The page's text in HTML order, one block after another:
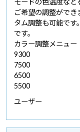
モードの色温度など
ご希望の調整ができ
タム調整も可能です
です。
カラー調整メニュー
9300
7500
6500
5500
ユーザー